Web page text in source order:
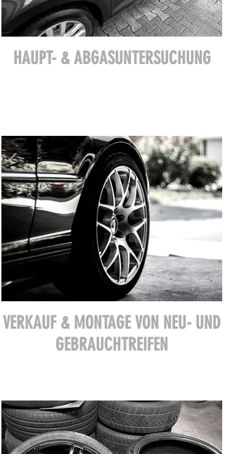
HAUPT- & ABGASUNTERSUCHUNG
VERKAUF & MONTAGE VON NEU- UND
GEBRAUCHTREIFEN